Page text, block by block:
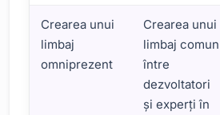
Crearea unui
limbaj
omniprezent
Crearea unui
limbaj comun
între
dezvoltatori
și experți în